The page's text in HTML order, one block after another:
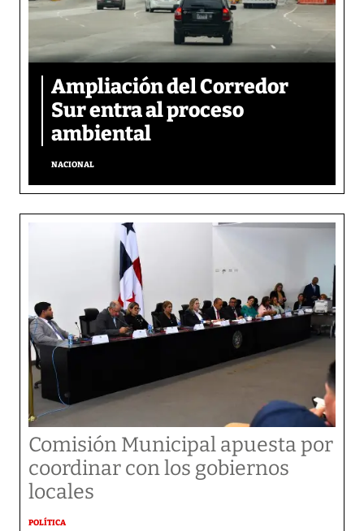
Ampliación del Corredor
Sur entra al proceso
ambiental
NACIONAL
Comisión Municipal apuesta por
coordinar con los gobiernos
locales
POLÍTICA